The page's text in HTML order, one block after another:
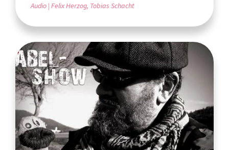
Audio Felix Herzog, Tobias Schacht